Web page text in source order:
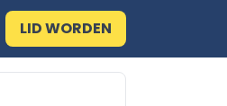
LID WORDEN